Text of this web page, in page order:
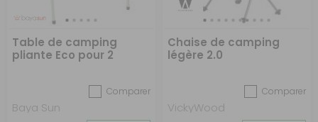
Table de camping
pliante Eco pour 2
Comparer
Baya Sun
Chaise de camping
légère 2.0
Comparer
VickyWood